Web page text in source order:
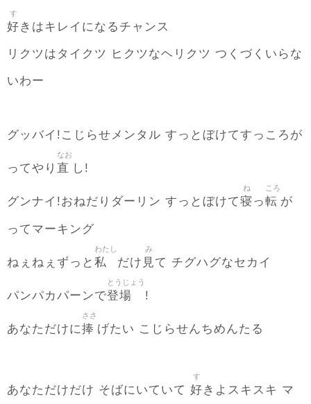
好
す
きはキレイになるチャンス
リクツはタイクツ ヒクツなヘリクツ つくづくいらな
いわー
グッバイ!こじらせメンタル すっとぼけてすっころが
ってやり 直
なお
し!
グンナイ!おねだりダーリン すっとぼけて寝
ね
っ転
ころ
が
ってマーキング
ねぇねぇずっと 私
わたし
だけ 見
み
て チグハグなセカイ
パンパカパーンで登場
とうじょう
!
あなただけに捧
ささ
げたい こじらせんちめんたる
あなただけだけ そばにいていて 好
す
きよスキスキ マ